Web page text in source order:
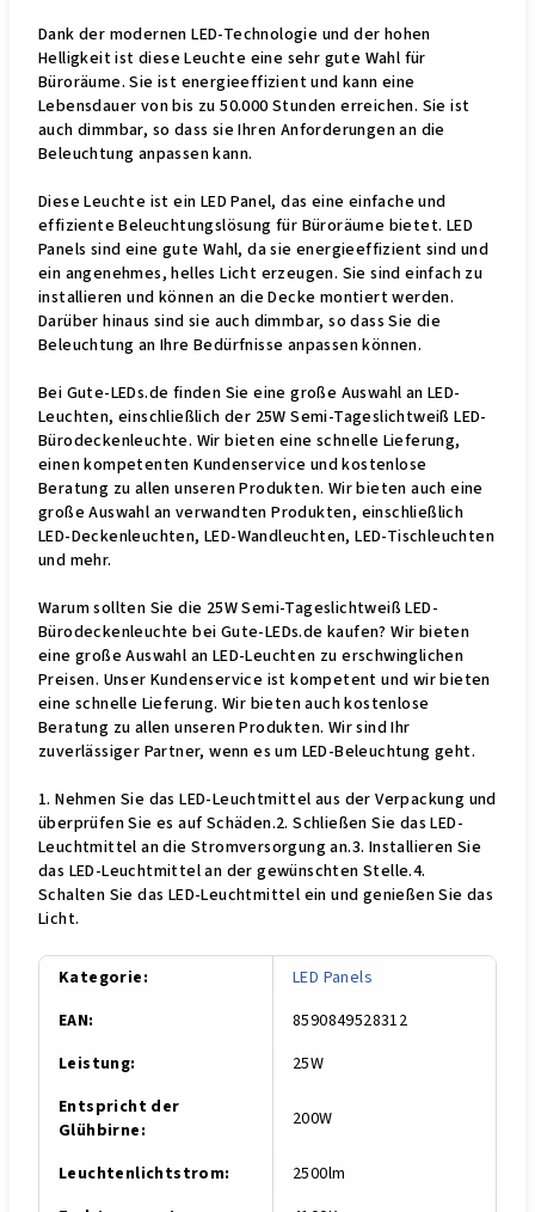
Dank der modernen LED-Technologie und der hohen
Helligkeit ist diese Leuchte eine sehr gute Wahl für
Büroräume. Sie ist energieeffizient und kann eine
Lebensdauer von bis zu 50.000 Stunden erreichen. Sie ist
auch dimmbar, so dass sie Ihren Anforderungen an die
Beleuchtung anpassen kann.
Diese Leuchte ist ein LED Panel, das eine einfache und
effiziente Beleuchtungslösung für Büroräume bietet. LED
Panels sind eine gute Wahl, da sie energieeffizient sind und
ein angenehmes, helles Licht erzeugen. Sie sind einfach zu
installieren und können an die Decke montiert werden.
Darüber hinaus sind sie auch dimmbar, so dass Sie die
Beleuchtung an Ihre Bedürfnisse anpassen können.
Bei Gute-LEDs.de finden Sie eine große Auswahl an LED-
Leuchten, einschließlich der 25W Semi-Tageslichtweiß LED-
Bürodeckenleuchte. Wir bieten eine schnelle Lieferung,
einen kompetenten Kundenservice und kostenlose
Beratung zu allen unseren Produkten. Wir bieten auch eine
große Auswahl an verwandten Produkten, einschließlich
LED-Deckenleuchten, LED-Wandleuchten, LED-Tischleuchten
und mehr.
Warum sollten Sie die 25W Semi-Tageslichtweiß LED-
Bürodeckenleuchte bei Gute-LEDs.de kaufen? Wir bieten
eine große Auswahl an LED-Leuchten zu erschwinglichen
Preisen. Unser Kundenservice ist kompetent und wir bieten
eine schnelle Lieferung. Wir bieten auch kostenlose
Beratung zu allen unseren Produkten. Wir sind Ihr
zuverlässiger Partner, wenn es um LED-Beleuchtung geht.
1. Nehmen Sie das LED-Leuchtmittel aus der Verpackung und
überprüfen Sie es auf Schäden.2. Schließen Sie das LED-
Leuchtmittel an die Stromversorgung an.3. Installieren Sie
das LED-Leuchtmittel an der gewünschten Stelle.4.
Schalten Sie das LED-Leuchtmittel ein und genießen Sie das
Licht.
Kategorie:
LED Panels
EAN:
8590849528312
Leistung:
25W
Entspricht der
Glühbirne: 200W
Leuchtenlichtstrom:
2500lm